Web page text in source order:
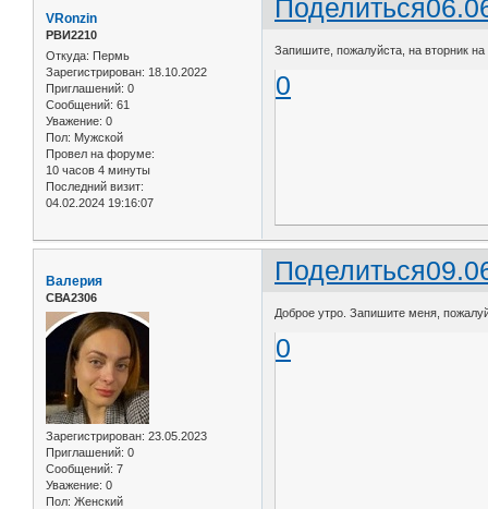
Поделиться
VRonzin
РВИ2210
Откуда: Пермь
Зарегистрирован: 18.10.2022
Приглашений: 0
Сообщений: 61
Уважение: 0
Пол: Мужской
Провел на форуме:
10 часов 4 минуты
Последний визит:
04.02.2024 19:16:07
Запишите, пожалуйста, на вторник на
0
Поделиться
Валерия
СВА2306
Зарегистрирован: 23.05.2023
Приглашений: 0
Сообщений: 7
Уважение: 0
Пол: Женский
Доброе утро. Запишите меня,
0